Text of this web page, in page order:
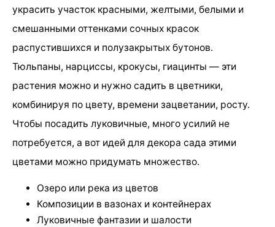
украсить участок красными, желтыми, белыми и
смешанными оттенками сочных красок
распустившихся и полузакрытых бутонов.
Тюльпаны, нарциссы, крокусы, гиацинты — эти
растения можно и нужно садить в цветники,
комбинируя по цвету, времени зацветании, росту.
Чтобы посадить луковичные, много усилий не
потребуется, а вот идей для декора сада этими
цветами можно придумать множество.
Озеро или река из цветов
Композиции в вазонах и контейнерах
Луковичные фантазии и шалости